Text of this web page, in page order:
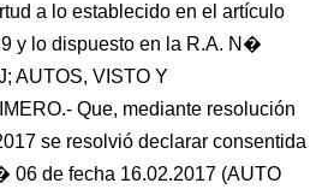
a lo establecido en el artículo
y lo dispuesto en la R.A. N�
AUTOS, VISTO Y
Que, mediante resolución
se resolvió declarar consentida
06 de fecha 16.02.2017 (AUTO